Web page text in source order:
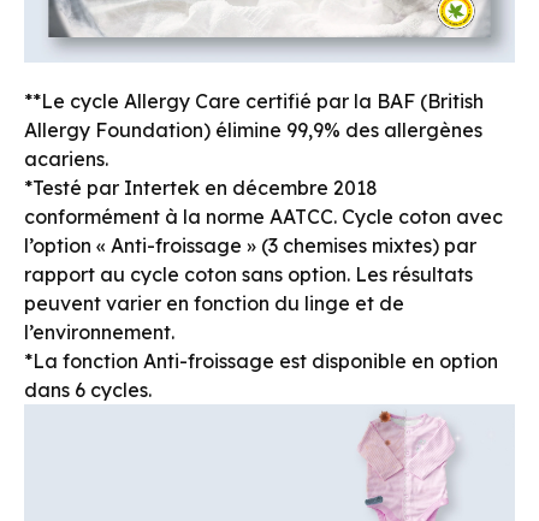
**Le cycle Allergy Care certifié par la BAF (British
Allergy Foundation) élimine 99,9% des allergènes
acariens.
*Testé par Intertek en décembre 2018
conformément à la norme AATCC. Cycle coton avec
l’option « Anti-froissage » (3 chemises mixtes) par
rapport au cycle coton sans option. Les résultats
peuvent varier en fonction du linge et de
l’environnement.
*La fonction Anti-froissage est disponible en option
dans 6 cycles.